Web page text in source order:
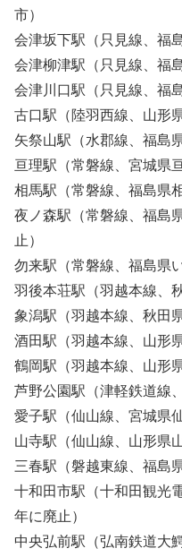
市）
会津坂下駅（只見線、福
会津柳津駅（只見線、福
会津川口駅（只見線、福
古口駅（陸羽西線、山形
矢祭山駅（水郡線、福島
亘理駅（常磐線、宮城県
相馬駅（常磐線、福島県
夜ノ森駅（常磐線、福島
止）
勿来駅（常磐線、福島県
羽後本荘駅（羽越本線、
象潟駅（羽越本線、秋田
酒田駅（羽越本線、山形
鶴岡駅（羽越本線、山形
芦野公園駅（津軽鉄道線
愛子駅（仙山線、宮城県
山寺駅（仙山線、山形県
三春駅（磐越東線、福島
十和田市駅（十和田観光
年に廃止）
中央弘前駅（弘南鉄道大